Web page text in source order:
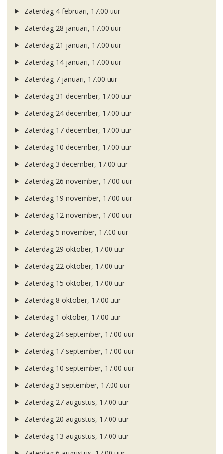
Zaterdag 4 februari, 17.00 uur
Zaterdag 28 januari, 17.00 uur
Zaterdag 21 januari, 17.00 uur
Zaterdag 14 januari, 17.00 uur
Zaterdag 7 januari, 17.00 uur
Zaterdag 31 december, 17.00 uur
Zaterdag 24 december, 17.00 uur
Zaterdag 17 december, 17.00 uur
Zaterdag 10 december, 17.00 uur
Zaterdag 3 december, 17.00 uur
Zaterdag 26 november, 17.00 uur
Zaterdag 19 november, 17.00 uur
Zaterdag 12 november, 17.00 uur
Zaterdag 5 november, 17.00 uur
Zaterdag 29 oktober, 17.00 uur
Zaterdag 22 oktober, 17.00 uur
Zaterdag 15 oktober, 17.00 uur
Zaterdag 8 oktober, 17.00 uur
Zaterdag 1 oktober, 17.00 uur
Zaterdag 24 september, 17.00 uur
Zaterdag 17 september, 17.00 uur
Zaterdag 10 september, 17.00 uur
Zaterdag 3 september, 17.00 uur
Zaterdag 27 augustus, 17.00 uur
Zaterdag 20 augustus, 17.00 uur
Zaterdag 13 augustus, 17.00 uur